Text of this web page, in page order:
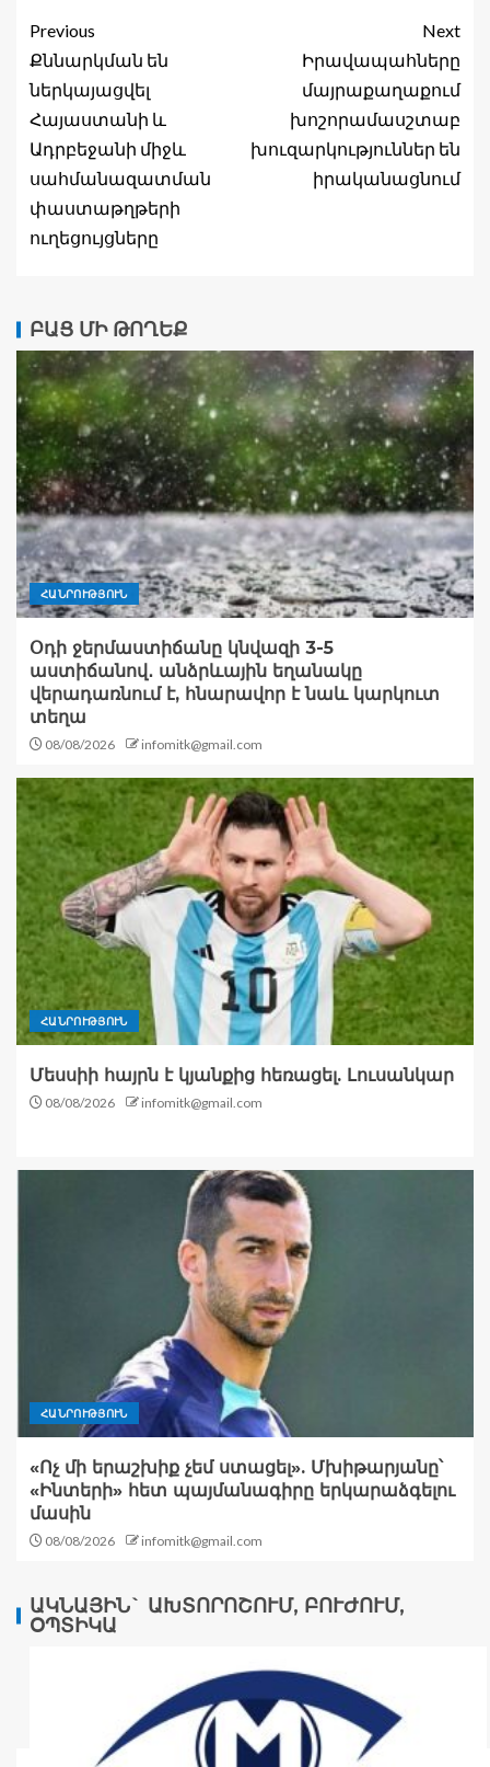
Previous
Քննարկման են
ներկայացվել
Հայաստանի և
Ադրբեջանի միջև
սահմանազատման
փաստաթղթերի
ուղեցույցները
Next
Իրավապահները
մայրաքաղաքում
խոշորամասշտաբ
խուզարկություններ են
իրականացնում
ԲԱՑ ՄԻ ԹՈՂԵՔ
ՀԱՆՐՈՒԹՅՈՒՆ
Օդի ջերմաստիճանը կնվազի 3-5
աստիճանով․ անձրևային եղանակը
վերադառնում է, հնարավոր է նաև կարկուտ
տեղա
08/08/2026 infomitk@gmail.com
ՀԱՆՐՈՒԹՅՈՒՆ
Մեսսիի հայրն է կյանքից հեռացել. Լուսանկար
08/08/2026 infomitk@gmail.com
ՀԱՆՐՈՒԹՅՈՒՆ
«Ոչ մի երաշխիք չեմ ստացել». Մխիթարյանը՝
«Ինտերի» հետ պայմանագիրը երկարաձգելու
մասին
08/08/2026 infomitk@gmail.com
ԱԿՆԱՅԻՆ` ԱԽՏՈՐՈՇՈՒՄ, ԲՈՒԺՈՒՄ,
ՕՊՏԻԿԱ